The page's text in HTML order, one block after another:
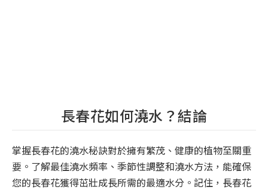
長春花如何澆水？結論
掌握長春花的澆水秘訣對於擁有繁茂、健康的植物至關重
要。了解最佳澆水頻率、季節性調整和澆水方法，能確保
您的長春花獲得茁壯成長所需的最適水分。記住，長春花